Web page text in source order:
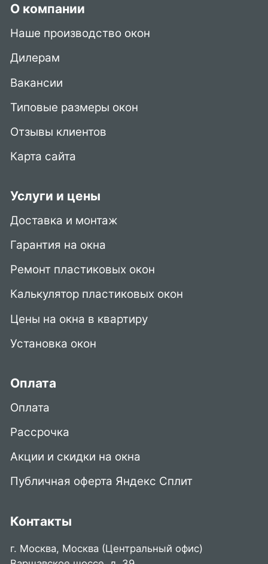
О компании
Наше производство окон
Дилерам
Вакансии
Типовые размеры окон
Отзывы клиентов
Карта сайта
Услуги и цены
Доставка и монтаж
Гарантия на окна
Ремонт пластиковых окон
Калькулятор пластиковых окон
Цены на окна в квартиру
Установка окон
Оплата
Оплата
Рассрочка
Акции и скидки на окна
Публичная оферта Яндекс Сплит
Контакты
г. Москва, Москва (Центральный офис)